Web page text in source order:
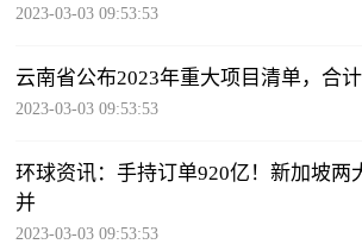
2023-03-03 09:53:53
云南省公布2023年重大项目清单，合
2023-03-03 09:53:53
环球资讯：手持订单920亿！新加坡两
并
2023-03-03 09:53:53